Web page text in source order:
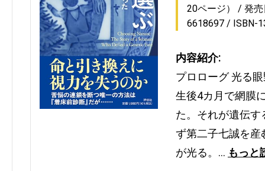
20ページ）
発
6618697
ISBN-
内容紹介:
プロローグ 光る
生後4カ月で網膜
た。それが遺伝
ず第二子七誠を産
が光る。… もっと